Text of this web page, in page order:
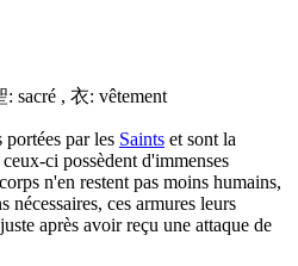
: sacré , 衣: vêtement
portées par les Saints et sont la
ci possèdent d'immenses
n'en restent pas moins humains,
nécessaires, ces armures leurs
après avoir reçu une attaque de